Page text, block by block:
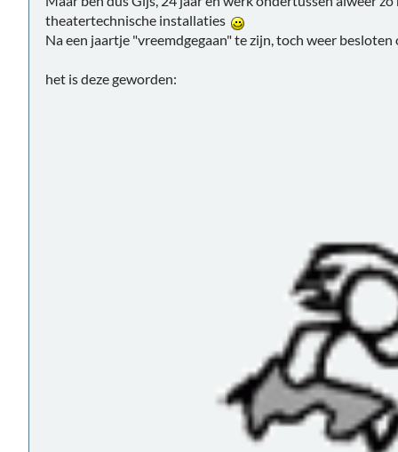
theatertechnische installaties
Na een jaartje "vreemdgegaan" te zijn, toch weer besloten
het is deze geworden: